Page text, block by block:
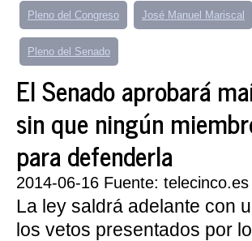
Pleno del Congreso José Manuel Mariscal
Pleno del Senado
El Senado aprobará
sin que ningún
para defenderla
2014-06-16 Fuente: telecinco.es
La ley saldrá adelante con
los vetos presentados por